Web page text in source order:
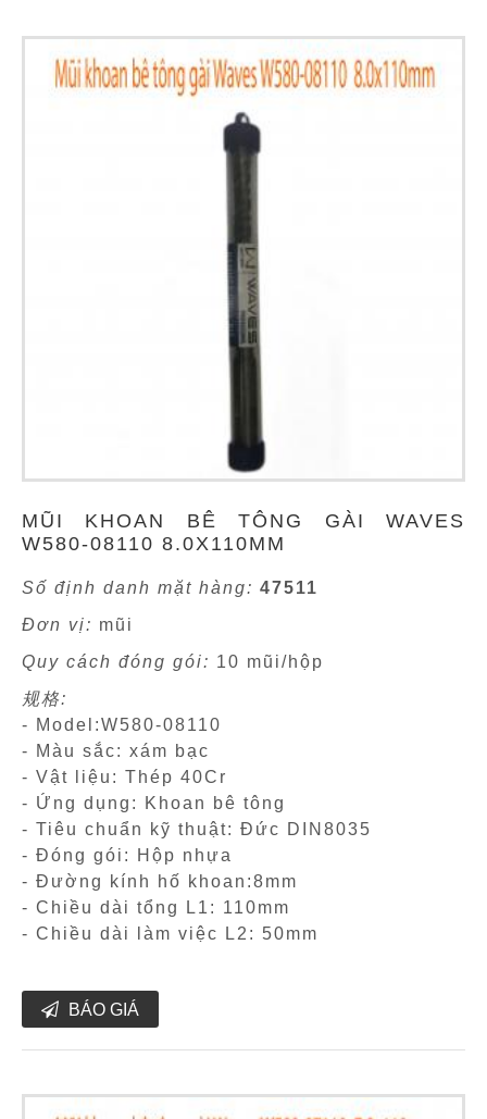
MŨI KHOAN BÊ TÔNG GÀI WAVES
W580-08110 8.0X110MM
Số định danh mặt hàng: 47511
Đơn vị: mũi
Quy cách đóng gói: 10 mũi/hộp
规格:
- Model:W580-08110
- Màu sắc: xám bạc
- Vật liệu: Thép 40Cr
- Ứng dụng: Khoan bê tông
- Tiêu chuẩn kỹ thuật: Đức DIN8035
- Đóng gói: Hộp nhựa
- Đường kính hố khoan:8mm
- Chiều dài tổng L1: 110mm
- Chiều dài làm việc L2: 50mm
BÁO GIÁ